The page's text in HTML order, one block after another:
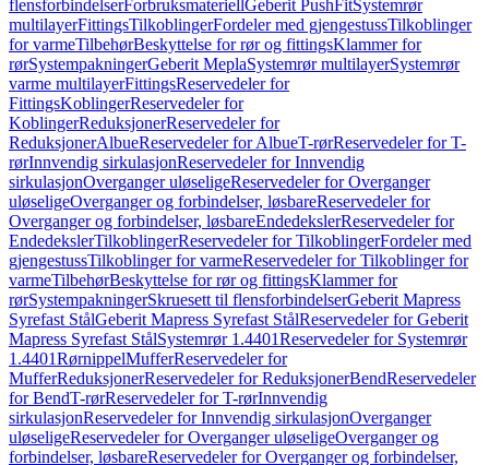
flensforbindelserForbruksmateriellGeberit PushFitSystemrør
multilayerFittingsTilkoblingerFordeler med gjengestussTilkoblinger
for varmeTilbehørBeskyttelse for rør og fittingsKlammer for
rørSystempakningerGeberit MeplaSystemrør multilayerSystemrør
varme multilayerFittingsReservedeler for
FittingsKoblingerReservedeler for
KoblingerReduksjonerReservedeler for
ReduksjonerAlbueReservedeler for AlbueT-rørReservedeler for T-
rørInnvendig sirkulasjonReservedeler for Innvendig
sirkulasjonOverganger uløseligeReservedeler for Overganger
uløseligeOverganger og forbindelser, løsbareReservedeler for
Overganger og forbindelser, løsbareEndedekslerReservedeler for
EndedekslerTilkoblingerReservedeler for TilkoblingerFordeler med
gjengestussTilkoblinger for varmeReservedeler for Tilkoblinger for
varmeTilbehørBeskyttelse for rør og fittingsKlammer for
rørSystempakningerSkruesett til flensforbindelserGeberit Mapress
Syrefast StålGeberit Mapress Syrefast StålReservedeler for Geberit
Mapress Syrefast StålSystemrør 1.4401Reservedeler for Systemrør
1.4401RørnippelMufferReservedeler for
MufferReduksjonerReservedeler for ReduksjonerBendReservedeler
for BendT-rørReservedeler for T-rørInnvendig
sirkulasjonReservedeler for Innvendig sirkulasjonOverganger
uløseligeReservedeler for Overganger uløseligeOverganger og
forbindelser, løsbareReservedeler for Overganger og forbindelser,